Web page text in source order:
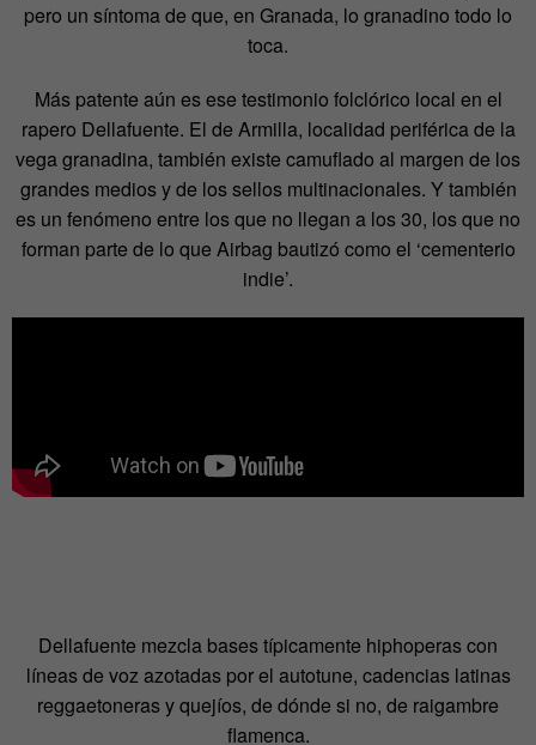
pero un síntoma de que, en Granada, lo granadino todo lo
toca.
Más patente aún es ese testimonio folclórico local en el
rapero Dellafuente. El de Armilla, localidad periférica de la
vega granadina, también existe camuflado al margen de los
grandes medios y de los sellos multinacionales. Y también
es un fenómeno entre los que no llegan a los 30, los que no
forman parte de lo que Airbag bautizó como el ‘cementerio
indie’.
Dellafuente mezcla bases típicamente hiphoperas con
líneas de voz azotadas por el autotune, cadencias latinas
reggaetoneras y quejíos, de dónde si no, de raigambre
flamenca.